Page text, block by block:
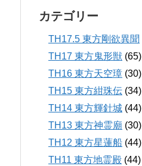
カテゴリー
TH17.5 東方剛欲異聞
TH17 東方鬼形獣 (65)
TH16 東方天空璋 (30)
TH15 東方紺珠伝 (34)
TH14 東方輝針城 (44)
TH13 東方神霊廟 (30)
TH12 東方星蓮船 (44)
TH11 東方地霊殿 (44)